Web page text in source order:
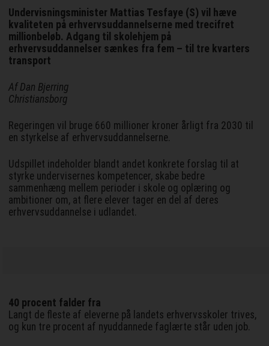
Undervisningsminister Mattias Tesfaye (S) vil hæve
kvaliteten på erhvervsuddannelserne med trecifret
millionbeløb. Adgang til skolehjem på
erhvervsuddannelser sænkes fra fem – til tre kvarters
transport
Af Dan Bjerring
Christiansborg
Regeringen vil bruge 660 millioner kroner årligt fra 2030 til
en styrkelse af erhvervsuddannelserne.
Udspillet indeholder blandt andet konkrete forslag til at
styrke undervisernes kompetencer, skabe bedre
sammenhæng mellem perioder i skole og oplæring og
ambitioner om, at flere elever tager en del af deres
erhvervsuddannelse i udlandet.
40 procent falder fra
Langt de fleste af eleverne på landets erhvervsskoler trives,
og kun tre procent af nyuddannede faglærte står uden job.